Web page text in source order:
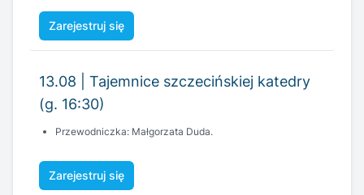
Zarejestruj się
13.08 | Tajemnice szczecińskiej katedry
(g. 16:30)
Przewodniczka: Małgorzata Duda.
Zarejestruj się